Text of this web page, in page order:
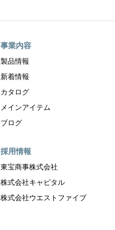
事業内容
製品情報
新着情報
カタログ
メインアイテム
ブログ
採用情報
東宝商事株式会社
株式会社キャピタル
株式会社ウエストファイブ